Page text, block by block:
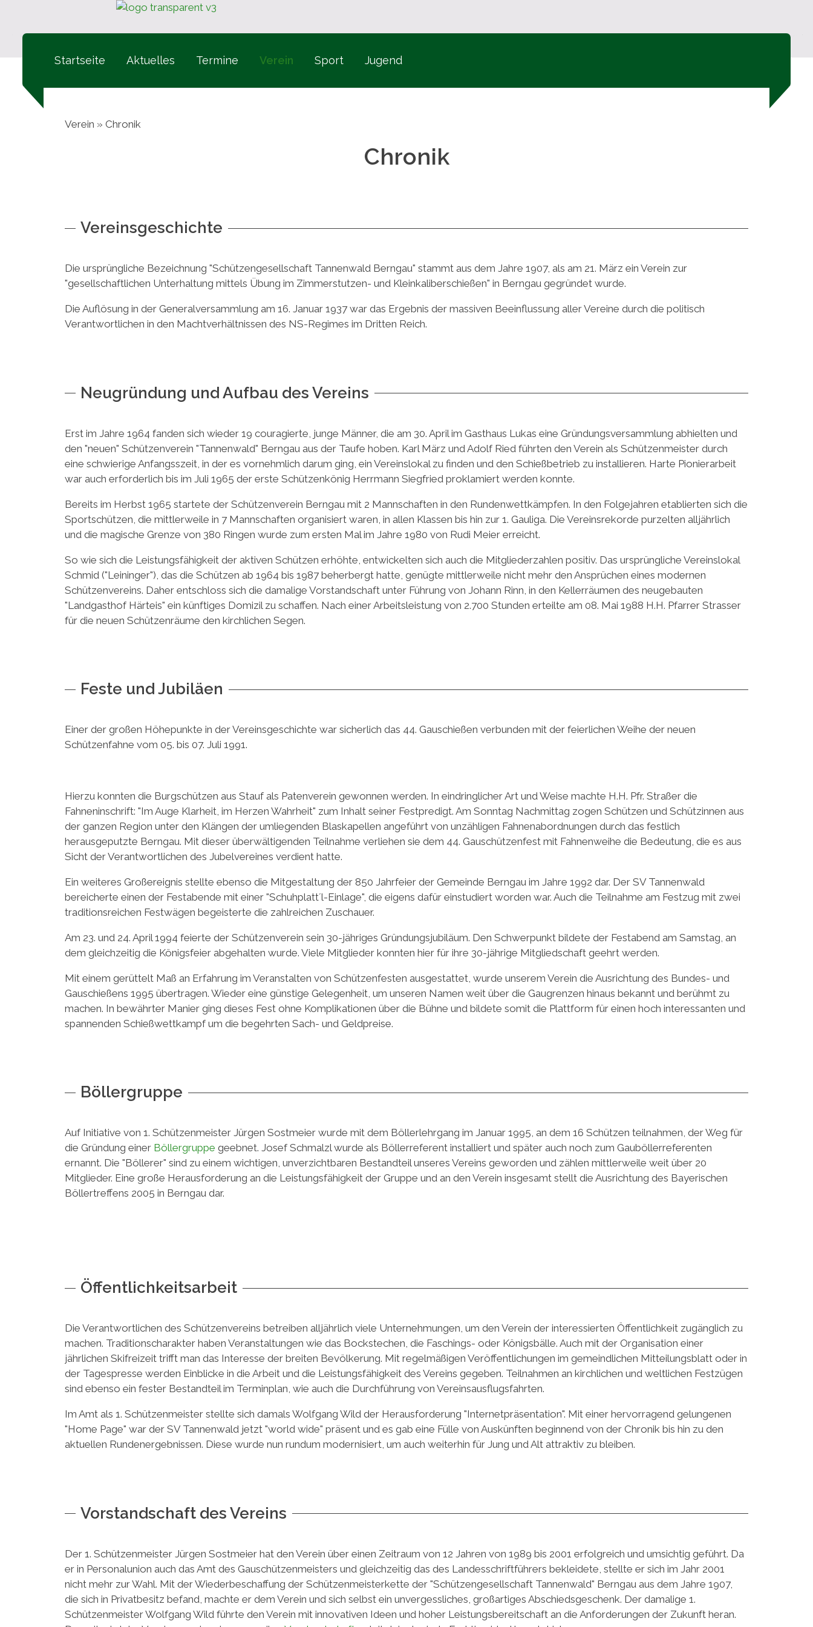
Startseite Aktuelles Termine Verein Sport Jugend
Verein » Chronik
Chronik
Vereinsgeschichte
Die ursprüngliche Bezeichnung "Schützengesellschaft Tannenwald Berngau" stammt aus dem Jahre 1907, als am 21. März ein Verein zur
"gesellschaftlichen Unterhaltung mittels Übung im Zimmerstutzen- und Kleinkaliberschießen" in Berngau gegründet wurde.
Die Auflösung in der Generalversammlung am 16. Januar 1937 war das Ergebnis der massiven Beeinflussung aller Vereine durch die politisch
Verantwortlichen in den Machtverhältnissen des NS-Regimes im Dritten Reich.
Neugründung und Aufbau des Vereins
Erst im Jahre 1964 fanden sich wieder 19 couragierte, junge Männer, die am 30. April im Gasthaus Lukas eine Gründungsversammlung abhielten und
den "neuen" Schützenverein "Tannenwald" Berngau aus der Taufe hoben. Karl März und Adolf Ried führten den Verein als Schützenmeister durch
eine schwierige Anfangsszeit, in der es vornehmlich darum ging, ein Vereinslokal zu finden und den Schießbetrieb zu installieren. Harte Pionierarbeit
war auch erforderlich bis im Juli 1965 der erste Schützenkönig Herrmann Siegfried proklamiert werden konnte.
Bereits im Herbst 1965 startete der Schützenverein Berngau mit 2 Mannschaften in den Rundenwettkämpfen. In den Folgejahren etablierten sich die
Sportschützen, die mittlerweile in 7 Mannschaften organisiert waren, in allen Klassen bis hin zur 1. Gauliga. Die Vereinsrekorde purzelten alljährlich
und die magische Grenze von 380 Ringen wurde zum ersten Mal im Jahre 1980 von Rudi Meier erreicht.
So wie sich die Leistungsfähigkeit der aktiven Schützen erhöhte, entwickelten sich auch die Mitgliederzahlen positiv. Das ursprüngliche Vereinslokal
Schmid ("Leininger"), das die Schützen ab 1964 bis 1987 beherbergt hatte, genügte mittlerweile nicht mehr den Ansprüchen eines modernen
Schützenvereins. Daher entschloss sich die damalige Vorstandschaft unter Führung von Johann Rinn, in den Kellerräumen des neugebauten
"Landgasthof Härteis" ein künftiges Domizil zu schaffen. Nach einer Arbeitsleistung von 2.700 Stunden erteilte am 08. Mai 1988 H.H. Pfarrer Strasser
für die neuen Schützenräume den kirchlichen Segen.
Feste und Jubiläen
Einer der großen Höhepunkte in der Vereinsgeschichte war sicherlich das 44. Gauschießen verbunden mit der feierlichen Weihe der neuen
Schützenfahne vom 05. bis 07. Juli 1991.
Hierzu konnten die Burgschützen aus Stauf als Patenverein gewonnen werden. In eindringlicher Art und Weise machte H.H. Pfr. Straßer die
Fahneninschrift: "Im Auge Klarheit, im Herzen Wahrheit" zum Inhalt seiner Festpredigt. Am Sonntag Nachmittag zogen Schützen und Schützinnen aus
der ganzen Region unter den Klängen der umliegenden Blaskapellen angeführt von unzähligen Fahnenabordnungen durch das festlich
herausgeputzte Berngau. Mit dieser überwältigenden Teilnahme verliehen sie dem 44. Gauschützenfest mit Fahnenweihe die Bedeutung, die es aus
Sicht der Verantwortlichen des Jubelvereines verdient hatte.
Ein weiteres Großereignis stellte ebenso die Mitgestaltung der 850 Jahrfeier der Gemeinde Berngau im Jahre 1992 dar. Der SV Tannenwald
bereicherte einen der Festabende mit einer "Schuhplatt´l-Einlage", die eigens dafür einstudiert worden war. Auch die Teilnahme am Festzug mit zwei
traditionsreichen Festwägen begeisterte die zahlreichen Zuschauer.
Am 23. und 24. April 1994 feierte der Schützenverein sein 30-jähriges Gründungsjubiläum. Den Schwerpunkt bildete der Festabend am Samstag, an
dem gleichzeitig die Königsfeier abgehalten wurde. Viele Mitglieder konnten hier für ihre 30-jährige Mitgliedschaft geehrt werden.
Mit einem gerüttelt Maß an Erfahrung im Veranstalten von Schützenfesten ausgestattet, wurde unserem Verein die Ausrichtung des Bundes- und
Gauschießens 1995 übertragen. Wieder eine günstige Gelegenheit, um unseren Namen weit über die Gaugrenzen hinaus bekannt und berühmt zu
machen. In bewährter Manier ging dieses Fest ohne Komplikationen über die Bühne und bildete somit die Plattform für einen hoch interessanten und
spannenden Schießwettkampf um die begehrten Sach- und Geldpreise.
Böllergruppe
Auf Initiative von 1. Schützenmeister Jürgen Sostmeier wurde mit dem Böllerlehrgang im Januar 1995, an dem 16 Schützen teilnahmen, der Weg für
die Gründung einer Böllergruppe geebnet. Josef Schmalzl wurde als Böllerreferent installiert und später auch noch zum Gauböllerreferenten
ernannt. Die "Böllerer" sind zu einem wichtigen, unverzichtbaren Bestandteil unseres Vereins geworden und zählen mittlerweile weit über 20
Mitglieder. Eine große Herausforderung an die Leistungsfähigkeit der Gruppe und an den Verein insgesamt stellt die Ausrichtung des Bayerischen
Böllertreffens 2005 in Berngau dar.
Öffentlichkeitsarbeit
Die Verantwortlichen des Schützenvereins betreiben alljährlich viele Unternehmungen, um den Verein der interessierten Öffentlichkeit zugänglich zu
machen. Traditionscharakter haben Veranstaltungen wie das Bockstechen, die Faschings- oder Königsbälle. Auch mit der Organisation einer
jährlichen Skifreizeit trifft man das Interesse der breiten Bevölkerung. Mit regelmäßigen Veröffentlichungen im gemeindlichen Mitteilungsblatt oder in
der Tagespresse werden Einblicke in die Arbeit und die Leistungsfähigkeit des Vereins gegeben. Teilnahmen an kirchlichen und weltlichen Festzügen
sind ebenso ein fester Bestandteil im Terminplan, wie auch die Durchführung von Vereinsausflugsfahrten.
Im Amt als 1. Schützenmeister stellte sich damals Wolfgang Wild der Herausforderung "Internetpräsentation". Mit einer hervorragend gelungenen
"Home Page" war der SV Tannenwald jetzt "world wide" präsent und es gab eine Fülle von Auskünften beginnend von der Chronik bis hin zu den
aktuellen Rundenergebnissen. Diese wurde nun rundum modernisiert, um auch weiterhin für Jung und Alt attraktiv zu bleiben.
Vorstandschaft des Vereins
Der 1. Schützenmeister Jürgen Sostmeier hat den Verein über einen Zeitraum von 12 Jahren von 1989 bis 2001 erfolgreich und umsichtig geführt. Da
er in Personalunion auch das Amt des Gauschützenmeisters und gleichzeitig das des Landesschriftführers bekleidete, stellte er sich im Jahr 2001
nicht mehr zur Wahl. Mit der Wiederbeschaffung der Schützenmeisterkette der "Schützengesellschaft Tannenwald" Berngau aus dem Jahre 1907,
die sich in Privatbesitz befand, machte er dem Verein und sich selbst ein unvergessliches, großartiges Abschiedsgeschenk. Der damalige 1.
Schützenmeister Wolfgang Wild führte den Verein mit innovativen Ideen und hoher Leistungsbereitschaft an die Anforderungen der Zukunft heran.